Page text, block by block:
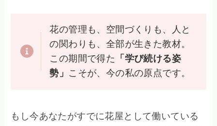
花の管理も、空間づくりも、人と
の関わりも、全部が生きた教材。
この期間で得た
「学び続ける姿
勢」 こそが、今の私の原点です。
もし今あなたがすでに花屋として働いている